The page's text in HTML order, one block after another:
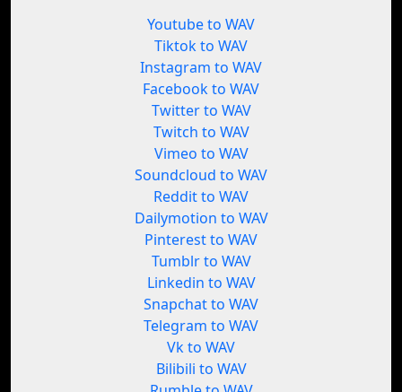
Youtube to WAV
Tiktok to WAV
Instagram to WAV
Facebook to WAV
Twitter to WAV
Twitch to WAV
Vimeo to WAV
Soundcloud to WAV
Reddit to WAV
Dailymotion to WAV
Pinterest to WAV
Tumblr to WAV
Linkedin to WAV
Snapchat to WAV
Telegram to WAV
Vk to WAV
Bilibili to WAV